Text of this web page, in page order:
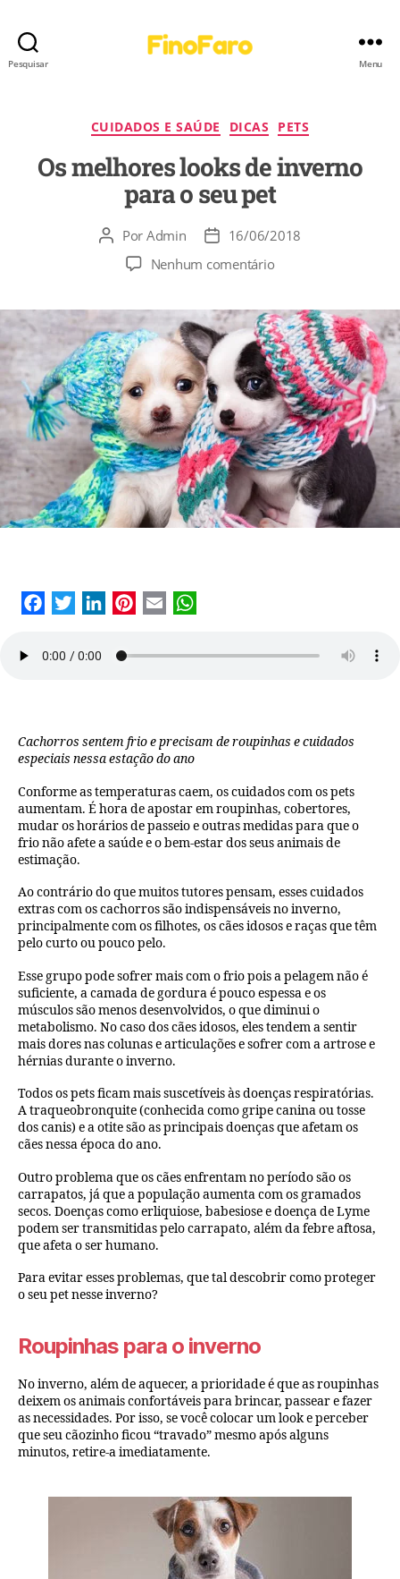
Pesquisar Menu
CUIDADOS E SAÚDE DICAS PETS
Os melhores looks de inverno
para o seu pet
Por Admin
16/06/2018
Nenhum comentário
Cachorros sentem frio e precisam de roupinhas e cuidados
especiais nessa estação do ano
Conforme as temperaturas caem, os cuidados com os pets
aumentam. É hora de apostar em roupinhas, cobertores,
mudar os horários de passeio e outras medidas para que o
frio não afete a saúde e o bem-estar dos seus animais de
estimação.
Ao contrário do que muitos tutores pensam, esses cuidados
extras com os cachorros são indispensáveis no inverno,
principalmente com os filhotes, os cães idosos e raças que têm
pelo curto ou pouco pelo.
Esse grupo pode sofrer mais com o frio pois a pelagem não é
suficiente, a camada de gordura é pouco espessa e os
músculos são menos desenvolvidos, o que diminui o
metabolismo. No caso dos cães idosos, eles tendem a sentir
mais dores nas colunas e articulações e sofrer com a artrose e
hérnias durante o inverno.
Todos os pets ficam mais suscetíveis às doenças respiratórias.
A traqueobronquite (conhecida como gripe canina ou tosse
dos canis) e a otite são as principais doenças que afetam os
cães nessa época do ano.
Outro problema que os cães enfrentam no período são os
carrapatos, já que a população aumenta com os gramados
secos. Doenças como erliquiose, babesiose e doença de Lyme
podem ser transmitidas pelo carrapato, além da febre aftosa,
que afeta o ser humano.
Para evitar esses problemas, que tal descobrir como proteger
o seu pet nesse inverno?
Roupinhas para o inverno
No inverno, além de aquecer, a prioridade é que as roupinhas
deixem os animais confortáveis para brincar, passear e fazer
as necessidades. Por isso, se você colocar um look e perceber
que seu cãozinho ficou “travado” mesmo após alguns
minutos, retire-a imediatamente.